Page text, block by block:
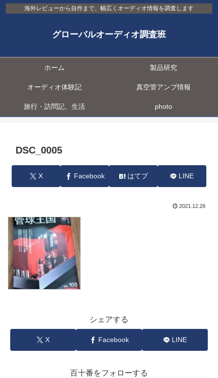
海外レビューから自作まで、幅広くオーディオ情報を調査します
グローバルオーディオ調査班
ホーム 製品研究
オーディオ体験記 真空管アンプ情報
旅行・訪問記、生活 photo
DSC_0005
X Facebook はてブ LINE
2021.12.28
シェアする
X Facebook LINE
百十番をフォローする